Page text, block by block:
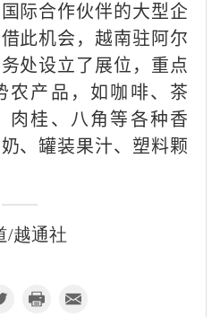
际合作伙伴的大型企
此机会，越南驻阿尔
处设立了展位，重点
农产品，如咖啡、茶
肉桂、八角等各种香
、罐装果汁、塑料颗
/越通社